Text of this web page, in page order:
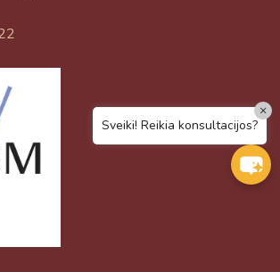
Sveiki! Reikia konsultacijos?
×